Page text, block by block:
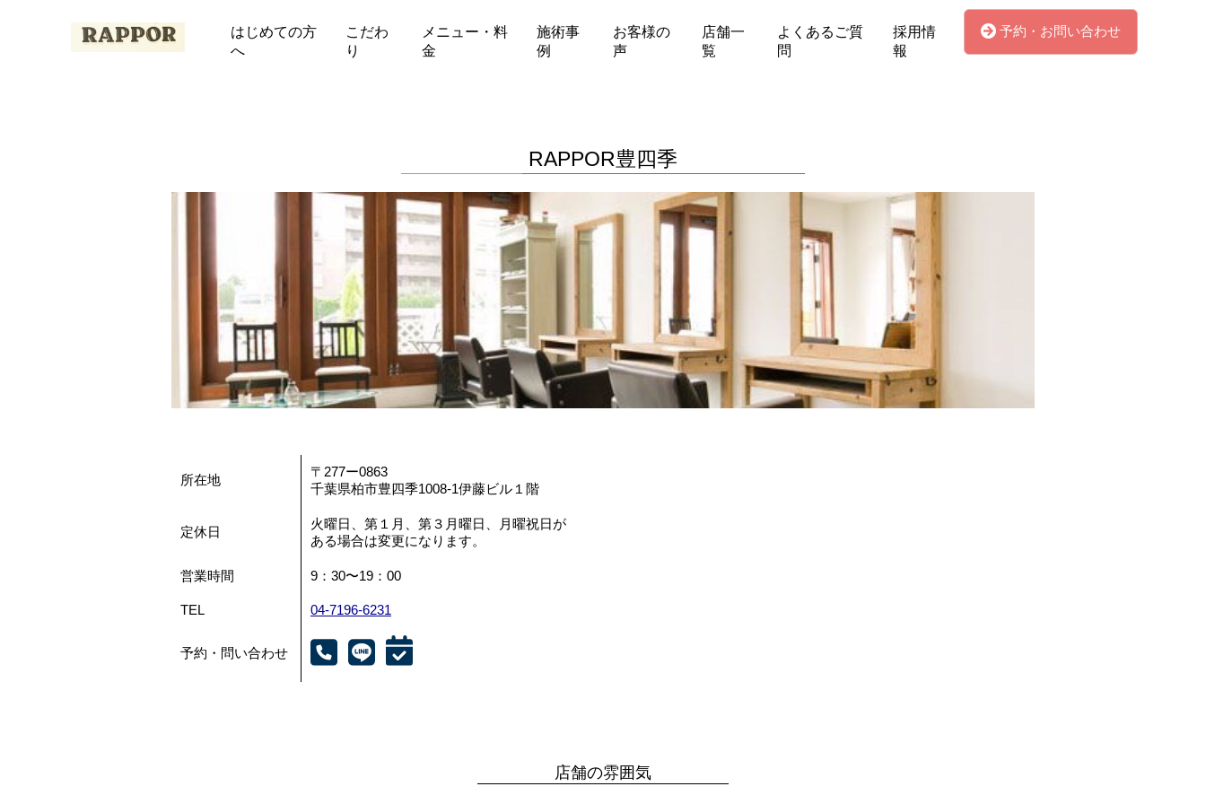
はじめての方
へ
こだわ
り
メニュー・料
金
施術事
例
お客様の
声
店舗一
覧
よくあるご質
問
採用情
報
予約・お問い合わせ
RAPPOR豊四季
所在地
〒277ー0863
千葉県柏市豊四季1008-1伊藤ビル１階
定休日
火曜日、第１月、第３月曜日、月曜祝日が
ある場合は変更になります。
営業時間 9：30〜19：00
TEL 04-7196-6231
予約・問い合わせ
店舗の雰囲気